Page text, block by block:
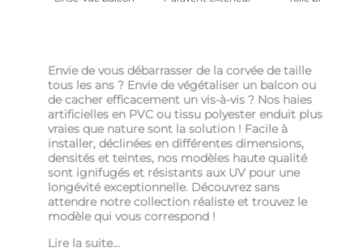
Envie de vous débarrasser de la corvée de taille
tous les ans ? Envie de végétaliser un balcon ou
de cacher efficacement un vis-à-vis ? Nos haies
artificielles en PVC ou tissu polyester enduit plus
vraies que nature sont la solution ! Facile à
installer, déclinées en différentes dimensions,
densités et teintes, nos modèles haute qualité
sont ignifugés et résistants aux UV pour une
longévité exceptionnelle. Découvrez sans
attendre notre collection réaliste et trouvez le
modèle qui vous correspond !
Lire la suite...